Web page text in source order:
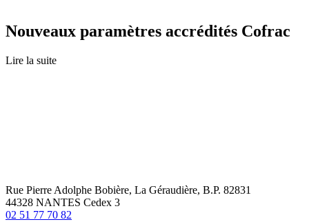
Nouveaux paramètres accrédités Cofrac
Lire la suite
Rue Pierre Adolphe Bobière, La Géraudière, B.P. 82831
44328 NANTES Cedex 3
02 51 77 70 82